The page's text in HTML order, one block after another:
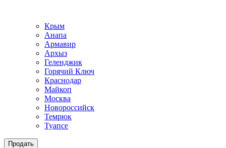
Крым
Анапа
Армавир
Архыз
Геленджик
Горячий Ключ
Краснодар
Майкоп
Москва
Новороссийск
Темрюк
Туапсе
Продать